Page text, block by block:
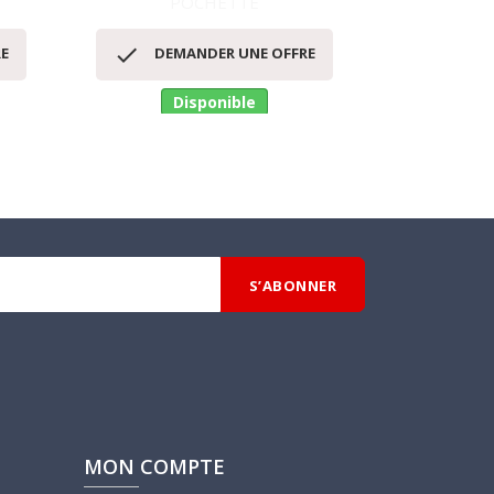
Aperçu rapide
 DEMANDER UNE OFFRE
Disponible
MON COMPTE